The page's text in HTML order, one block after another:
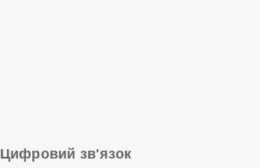
Цифровий зв'язок